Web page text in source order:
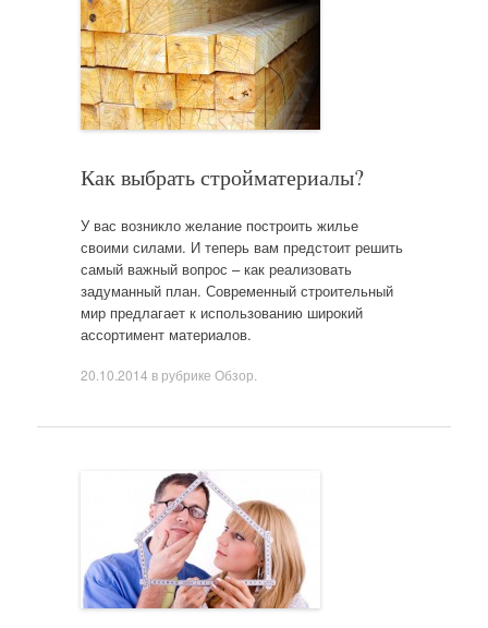
Как выбрать стройматериалы?
У вас возникло желание построить жилье
своими силами. И теперь вам предстоит решить
самый важный вопрос – как реализовать
задуманный план. Современный строительный
мир предлагает к использованию широкий
ассортимент материалов.
20.10.2014 в рубрике Обзор